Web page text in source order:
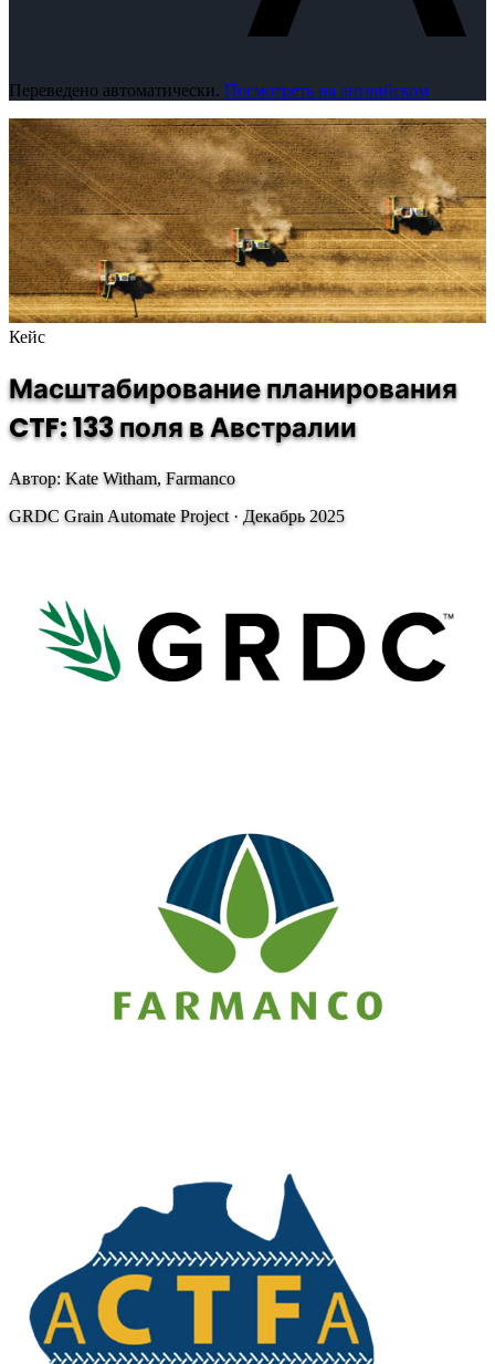
Переведено автоматически. Посмотреть на английском
Кейс
Масштабирование планирования
CTF: 133 поля в Австралии
Автор: Kate Witham, Farmanco
GRDC Grain Automate Project · Декабрь 2025